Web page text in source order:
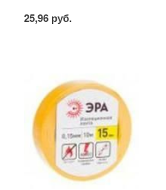
25,96 руб.